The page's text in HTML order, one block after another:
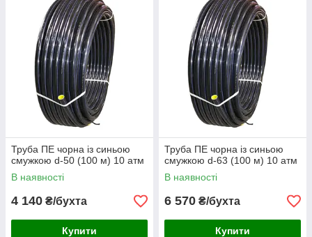
Труба ПЕ чорна із синьою
смужкою d-50 (100 м) 10 атм
В наявності
4 140 ₴/бухта
Купити
Труба ПЕ чорна із синьою
смужкою d-63 (100 м) 10 атм
В наявності
6 570 ₴/бухта
Купити